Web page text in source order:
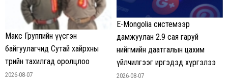
Макс Группийн үүсгэн
байгуулагчид Сутай хайрхны
төрийн тахилгад оролцлоо
2026-08-07
E-Mongolia системээр
дамжуулан 2.9 сая гаруй
нийгмийн даатгалын цахим
үйлчилгээг иргэдэд хүргэлээ
2026-08-07